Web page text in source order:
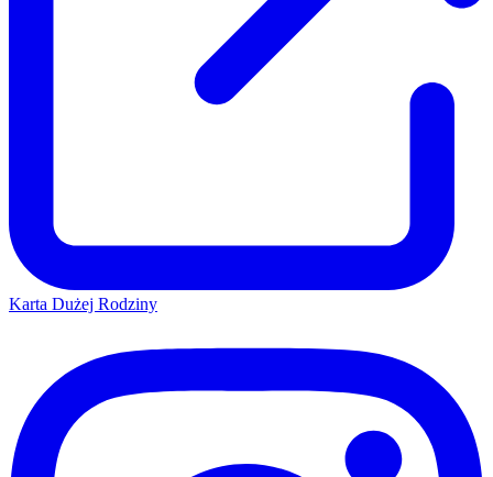
Karta Dużej Rodziny